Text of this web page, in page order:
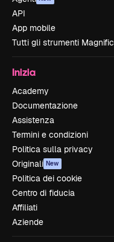
API
App mobile
Tutti gli strumenti Magnific
Inizia
Academy
Documentazione
Assistenza
Termini e condizioni
Politica sulla privacy
Originali New
Politica dei cookie
Centro di fiducia
Affiliati
Aziende